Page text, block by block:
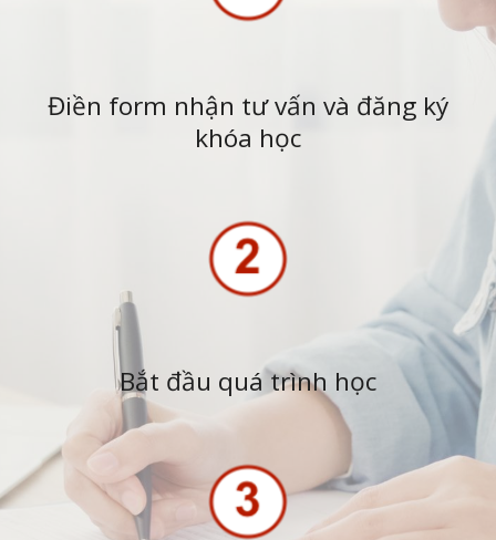
Điền form nhận tư vấn và đăng ký
khóa học
Bắt đầu quá trình học